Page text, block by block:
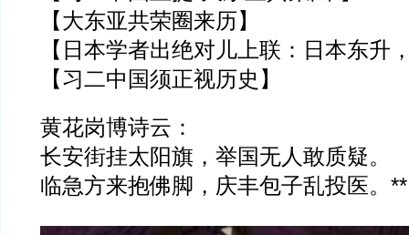
【大东亚共荣圈来历】
【日本学者出绝对儿上联：日本东升
【习二中国须正视历史】
黄花岗博诗云：
长安街挂太阳旗，举国无人敢质疑。
临急方来抱佛脚，庆丰包子乱投医。**